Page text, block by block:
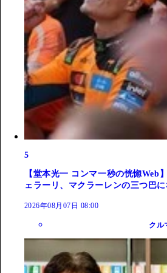
5
【堂本光一 コンマ一秒の恍惚Web
ェラーリ、マクラーレンの三つ巴
2026年08月07日 08:00
クル